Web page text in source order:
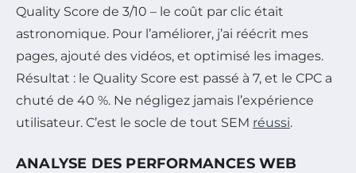
Quality Score de 3/10 – le coût par clic était
astronomique. Pour l’améliorer, j’ai réécrit mes
pages, ajouté des vidéos, et optimisé les images.
Résultat : le Quality Score est passé à 7, et le CPC a
chuté de 40 %. Ne négligez jamais l’expérience
utilisateur. C’est le socle de tout SEM réussi.
ANALYSE DES PERFORMANCES WEB